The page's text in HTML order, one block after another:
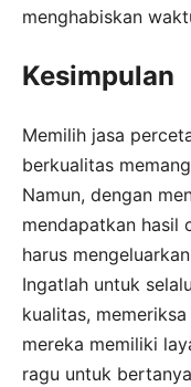
menghabiskan
Kesimpulan
Memilih jasa
berkualitas
Namun, dengan
mendapatkan hasil
harus
Ingatlah untuk
kualitas,
mereka memiliki
ragu untuk